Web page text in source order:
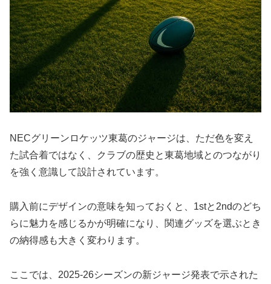
NECグリーンロケッツ東葛のジャージは、ただ色を変え
た試合着ではなく、クラブの歴史と東葛地域とのつながり
を強く意識して設計されています。
購入前にデザインの意味を知っておくと、1stと2ndのどち
らに魅力を感じるかが明確になり、関連グッズを選ぶとき
の納得感も大きく変わります。
ここでは、2025-26シーズンの新ジャージ発表で示された